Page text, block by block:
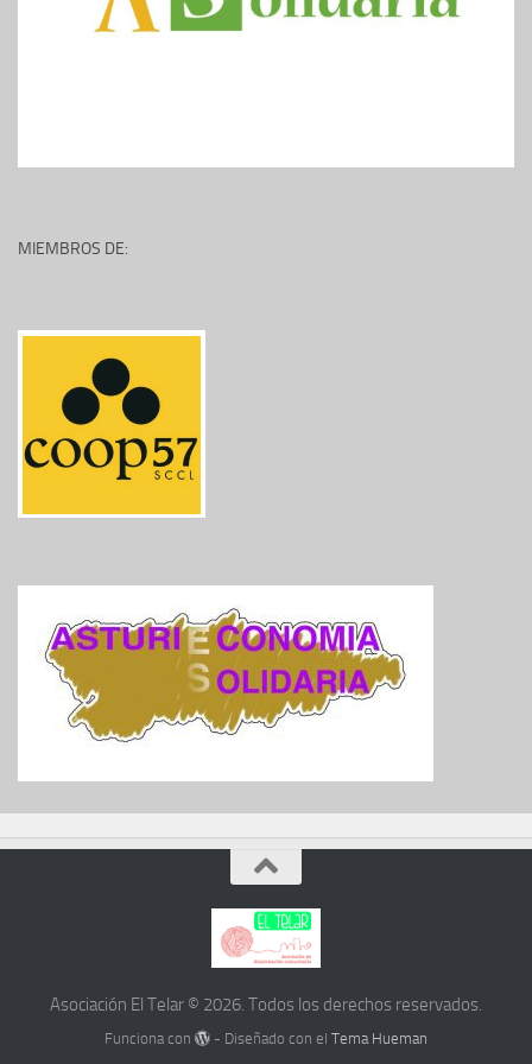
MIEMBROS DE:
Asociación El Telar © 2026. Todos los derechos reservados.
Funciona con - Diseñado con elTema Hueman